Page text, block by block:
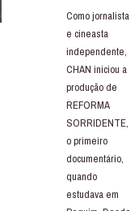
Como jornalista
e cineasta
independente,
CHAN iniciou a
produção de
REFORMA
SORRIDENTE,
o primeiro
documentário,
quando
estudava em